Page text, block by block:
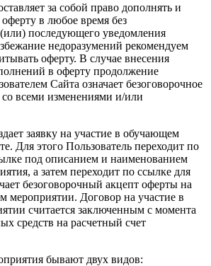
за собой право дополнять и
в любое время без
последующего уведомления
недоразумений рекомендуем
оферту. В случае внесения
в оферту продолжение
Сайта означает безоговорочное
со всеми изменениями и/или
заявку на участие в обучающем
Для этого Пользователь переходит по
под описанием и наименованием
а затем переходит по ссылке для
безоговорочный акцепт оферты на
мероприятии. Договор на участие в
считается заключенным с момента
средств на расчетный счет
бывают двух видов: